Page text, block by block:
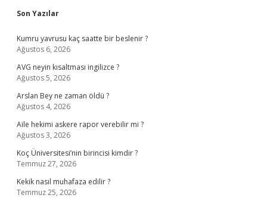
Sidebar
Son Yazılar
Kumru yavrusu kaç saatte bir beslenir ?
Ağustos 6, 2026
AVG neyin kısaltması ingilizce ?
Ağustos 5, 2026
Arslan Bey ne zaman öldü ?
Ağustos 4, 2026
Aile hekimi askere rapor verebilir mi ?
Ağustos 3, 2026
Koç Üniversitesi’nin birincisi kimdir ?
Temmuz 27, 2026
Kekik nasıl muhafaza edilir ?
Temmuz 25, 2026